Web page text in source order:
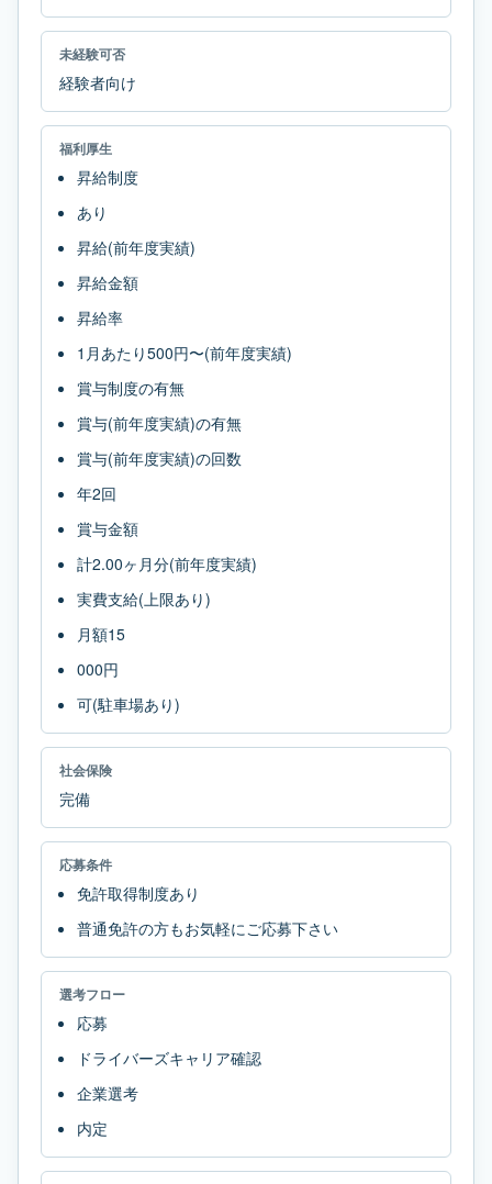
未経験可否
経験者向け
福利厚生
昇給制度
あり
昇給(前年度実績)
昇給金額
昇給率
1月あたり500円〜(前年度実績)
賞与制度の有無
賞与(前年度実績)の有無
賞与(前年度実績)の回数
年2回
賞与金額
計2.00ヶ月分(前年度実績)
実費支給(上限あり)
月額15
000円
可(駐車場あり)
社会保険
完備
応募条件
免許取得制度あり
普通免許の方もお気軽にご応募下さい
選考フロー
応募
ドライバーズキャリア確認
企業選考
内定